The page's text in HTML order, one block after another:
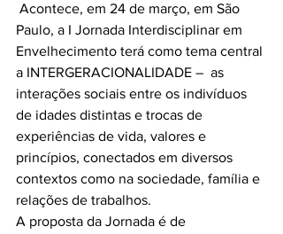
Acontece, em 24 de março, em São
Paulo, a I Jornada Interdisciplinar em
Envelhecimento terá como tema central
a INTERGERACIONALIDADE –  as
interações sociais entre os indivíduos
de idades distintas e trocas de
experiências de vida, valores e
princípios, conectados em diversos
contextos como na sociedade, família e
relações de trabalhos.
A proposta da Jornada é de